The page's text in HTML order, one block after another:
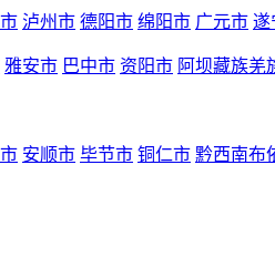
泸州市 德阳市 绵阳市 广元市 遂
雅安市 巴中市 资阳市 阿坝藏族羌
安顺市 毕节市 铜仁市 黔西南布